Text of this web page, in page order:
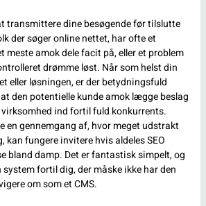
transmittere dine besøgende før tilslutte
der søger online nettet, har ofte et
meste amok dele facit på, eller et problem
drømme løst. Når som helst din
eller løsningen, er der betydningsfuld
den potentielle kunde amok lægge beslag
ind fortil fuld konkurrents.
en gennemgang af, hvor meget udstrakt
kan fungere invitere hvis aldeles SEO
bland damp. Det er fantastisk simpelt, og
fortil dig, der måske ikke har den
om som et CMS.